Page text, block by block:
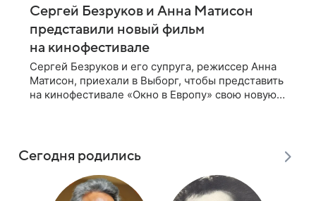
Сергей Безруков и Анна Матисон
представили новый фильм
на кинофестивале
Сергей Безруков и его супруга, режиссер Анна
Матисон, приехали в Выборг, чтобы представить
на кинофестивале «Окно в Европу» свою новую
Сегодня родились